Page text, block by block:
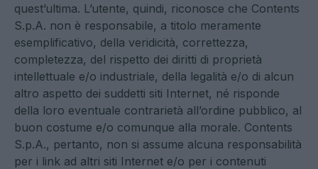
quest’ultima. L’utente, quindi, riconosce che Contents
S.p.A. non è responsabile, a titolo meramente
esemplificativo, della veridicità, correttezza,
completezza, del rispetto dei diritti di proprietà
intellettuale e/o industriale, della legalità e/o di alcun
altro aspetto dei suddetti siti Internet, né risponde
della loro eventuale contrarietà all’ordine pubblico, al
buon costume e/o comunque alla morale. Contents
S.p.A., pertanto, non si assume alcuna responsabilità
per i link ad altri siti Internet e/o per i contenuti